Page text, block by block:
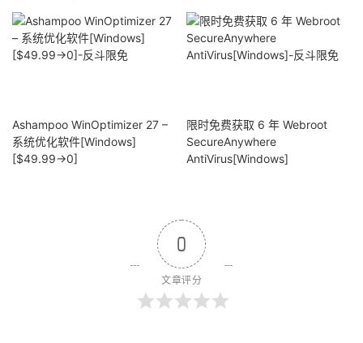
Ashampoo WinOptimizer 27 –
系统优化软件[Windows]
[$49.99→0]
限时免费获取 6 年 Webroot
SecureAnywhere
AntiVirus[Windows]
0
文章评分